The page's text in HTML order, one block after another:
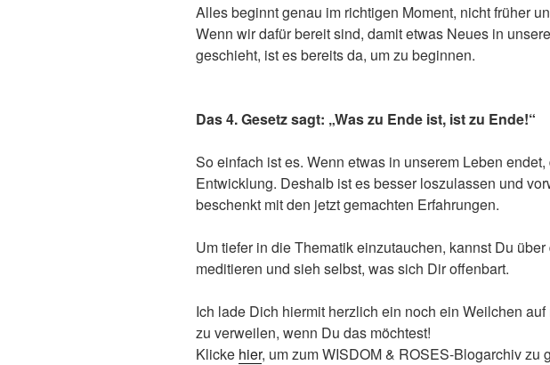
Alles beginnt genau im richtigen Moment, nicht früher
Wenn wir dafür bereit sind, damit etwas Neues in
geschieht, ist es bereits da, um zu beginnen.
Das 4. Gesetz sagt: „Was zu Ende ist, ist zu Ende!“
So einfach ist es. Wenn etwas in unserem Leben
Entwicklung. Deshalb ist es besser loszulassen und
beschenkt mit den jetzt gemachten Erfahrungen.
Um tiefer in die Thematik einzutauchen, kannst Du
meditieren und sieh selbst, was sich Dir offenbart.
Ich lade Dich hiermit herzlich ein noch ein Weilchen
zu verweilen, wenn Du das möchtest!
Klicke hier, um zum WISDOM & ROSES-Blogarchiv zu